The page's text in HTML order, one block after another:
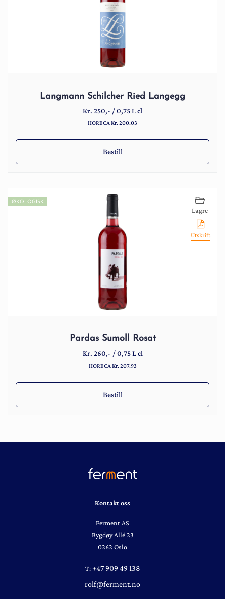
Bestill
Langmann Schilcher Ried Langegg
Kr. 250,- /0,75 L cl
HORECA Kr. 200.03
Utskrift
ØKOLOGISK
Bestill
Pardas Sumoll Rosat
Kr. 260,- /0,75 L cl
HORECA Kr. 207.93
Lagre
Kontakt oss
Ferment AS
Bygdøy Allé 23
0262 Oslo
T: +47 909 49 138
rolf@ferment.no